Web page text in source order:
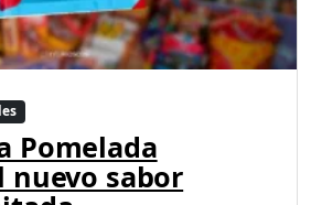
Pomelada
nuevo sabor